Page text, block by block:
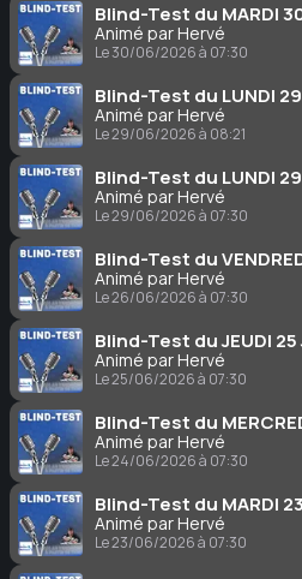
Blind-Test du MARDI
Animé par Hervé
Le 30/06/2026 à 07:30
Blind-Test du LUNDI
Animé par Hervé
Le 29/06/2026 à 08:21
Blind-Test du LUNDI
Animé par Hervé
Le 29/06/2026 à 07:30
Blind-Test du
Animé par Hervé
Le 26/06/2026 à 07:30
Blind-Test du JEUDI 25
Animé par Hervé
Le 25/06/2026 à 07:30
Blind-Test du
Animé par Hervé
Le 24/06/2026 à 07:30
Blind-Test du MARDI
Animé par Hervé
Le 23/06/2026 à 07:30